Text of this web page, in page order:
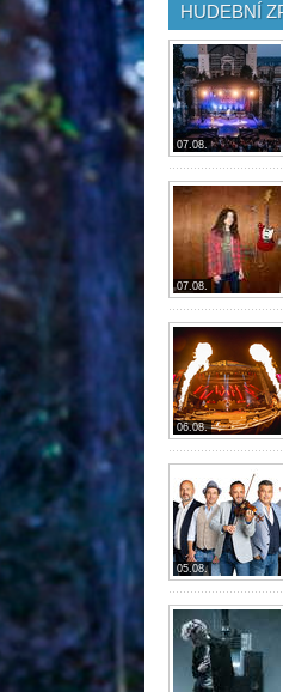
HUDEBNÍ
07.08.
07.08.
06.08.
05.08.